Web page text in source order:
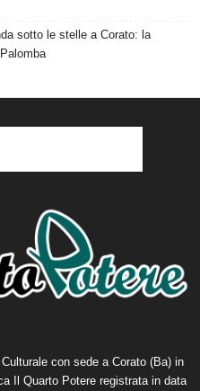
sotto le stelle a Corato: la
con sede a Corato (Ba) in
Il Quarto Potere registrata in data